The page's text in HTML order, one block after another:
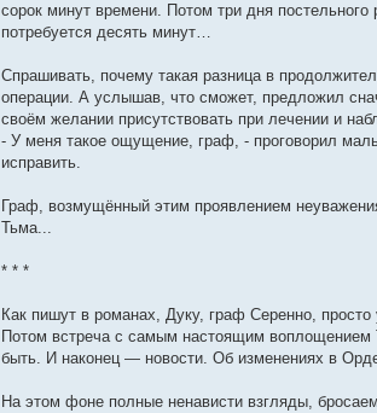
сорок минут времени. Потом три дня
потребуется десять минут…
Спрашивать, почему такая разница в
операции. А услышав, что сможет, предложил
своём желании присутствовать при лечении и
- У меня такое ощущение, граф, - проговорил
исправить.
Граф, возмущённый этим проявлением
Тьма...
* * *
Как пишут в романах, Дуку, граф Серенно,
Потом встреча с самым настоящим воплощением
быть. И наконец — новости. Об изменениях в
На этом фоне полные ненависти взгляды,